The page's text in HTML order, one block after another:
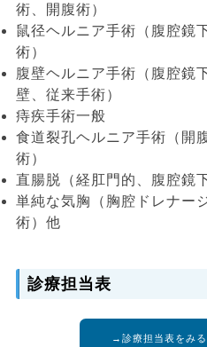
術、開腹術）
鼠径ヘルニア手術（腹腔鏡
術）
腹壁ヘルニア手術（腹腔鏡
壁、従来手術）
痔疾手術一般
食道裂孔ヘルニア手術（開
術）
直腸脱（経肛門的、腹腔鏡
単純な気胸（胸腔ドレナー
術）他
診療担当表
→診療担当表をみる